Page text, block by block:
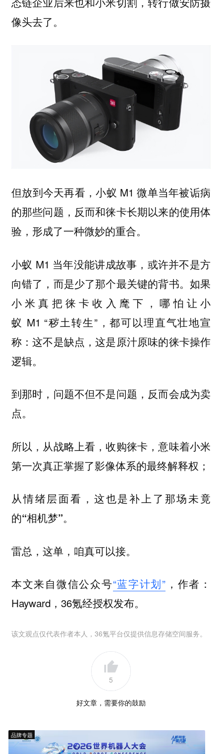
像头去了。
但放到今天再看，小蚁 M1 微单当年被诟病
的那些问题，反而和徕卡长期以来的使用体
验，形成了一种微妙的重合。
小蚁 M1 当年没能讲成故事，或许并不是方
向错了，而是少了那个最关键的背书。如果
小米真把徕卡收入麾下，哪怕让小
蚁 M1 “秽土转生”，都可以理直气壮地宣
称：这不是缺点，这是原汁原味的徕卡操作
逻辑。
到那时，问题不但不是问题，反而会成为卖
点。
所以，从战略上看，收购徕卡，意味着小米
第一次真正掌握了影像体系的最终解释权；
从情绪层面看，这也是补上了那场未竟
的“相机梦”。
雷总，这单，咱真可以接。
本文来自微信公众号“蓝字计划” ，作者：
Hayward，36氪经授权发布。
该文观点仅代表作者本人，36氪平台仅提供信息存储空间服务。
5
好文章，需要你的鼓励
品牌专题